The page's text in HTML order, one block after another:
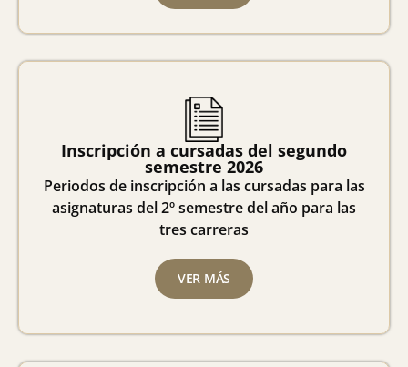
Inscripción a cursadas del segundo
semestre 2026
Periodos de inscripción a las cursadas para las
asignaturas del 2º semestre del año para las
tres carreras
VER MÁS